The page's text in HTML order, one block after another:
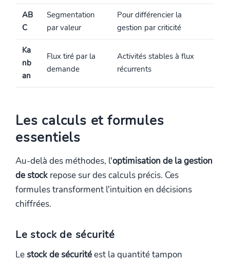
AB
C
Segmentation
par valeur
Pour différencier la
gestion par criticité
Ka
nb
an
Flux tiré par la
demande
Activités stables à flux
récurrents
Les calculs et formules
essentiels
Au-delà des méthodes, l'optimisation de la gestion
de stock repose sur des calculs précis. Ces
formules transforment l'intuition en décisions
chiffrées.
Le stock de sécurité
Lestock de sécuritéest la quantité tampon